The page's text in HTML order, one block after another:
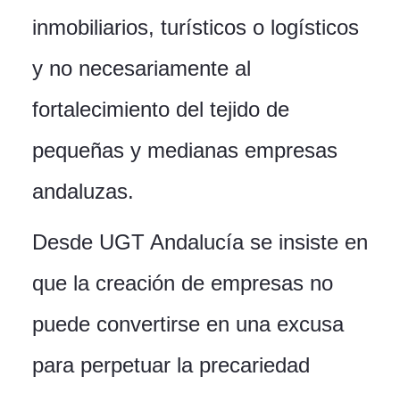
inmobiliarios, turísticos o logísticos
y no necesariamente al
fortalecimiento del tejido de
pequeñas y medianas empresas
andaluzas.
Desde UGT Andalucía se insiste en
que la creación de empresas no
puede convertirse en una excusa
para perpetuar la precariedad